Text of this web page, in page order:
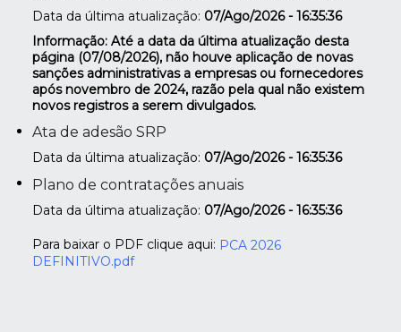
Data da última atualização: 07/Ago/2026 - 16:35:36
Informação: Até a data da última atualização desta
página (07/08/2026), não houve aplicação de novas
sanções administrativas a empresas ou fornecedores
após novembro de 2024, razão pela qual não existem
novos registros a serem divulgados.
Ata de adesão SRP
Data da última atualização: 07/Ago/2026 - 16:35:36
Plano de contratações anuais
Data da última atualização: 07/Ago/2026 - 16:35:36
Para baixar o PDF clique aqui: PCA 2026
DEFINITIVO.pdf